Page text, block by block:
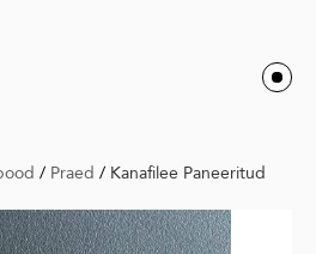
/ Praed / Kanafilee Paneeritud